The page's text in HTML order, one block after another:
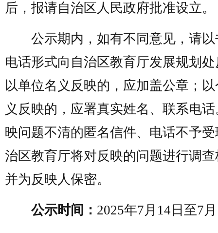
后，报请自治区人民政府批准设立。
公示期内，如有不同意见，请以
电话形式向自治区教育厅发展规划
以单位名义反映的，应加盖公章；
义反映的，应署真实姓名、联系电
映问题不清的匿名信件、电话不予
治区教育厅将对反映的问题进行调
并为反映人保密。
公示时间： 2025年7月14日至7